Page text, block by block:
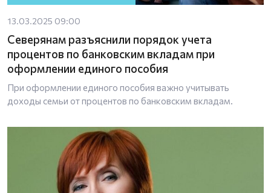
13.03.2025 09:00
Северянам разъяснили порядок учета
процентов по банковским вкладам при
оформлении единого пособия
При оформлении единого пособия важно учитывать
доходы семьи от процентов по банковским вкладам.